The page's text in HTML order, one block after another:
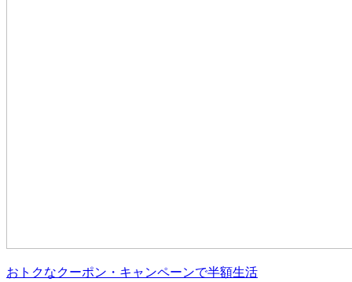
おトクなクーポン・キャンペーンで半額生活